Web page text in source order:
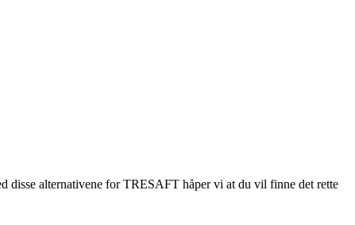
disse alternativene for TRESAFT håper vi at du vil finne det rette